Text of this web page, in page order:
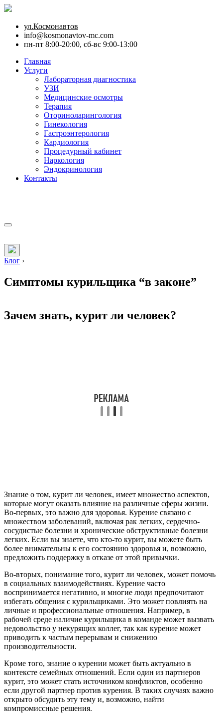
ул.Космонавтов
info@kosmonavtov-mc.com
пн-пт 8:00-20:00, сб-вс 9:00-13:00
Главная
Услуги
Лабораторная диагностика
УЗИ
Медицинские осмотры
Терапия
Оториноларингология
Гинекология
Гастроэнтерология
Кардиология
Процедурный кабинет
Наркология
Эндокринология
Контакты
Блог ›
Симптомы курильщика “в законе”
Зачем знать, курит ли человек?
Знание о том, курит ли человек, имеет множество аспектов,
которые могут оказать влияние на различные сферы жизни.
Во-первых, это важно для здоровья. Курение связано с
множеством заболеваний, включая рак легких, сердечно-
сосудистые болезни и хронические обструктивные болезни
легких. Если вы знаете, что кто-то курит, вы можете быть
более внимательны к его состоянию здоровья и, возможно,
предложить поддержку в отказе от этой привычки.
Во-вторых, понимание того, курит ли человек, может помочь
в социальных взаимодействиях. Курение часто
воспринимается негативно, и многие люди предпочитают
избегать общения с курильщиками. Это может повлиять на
личные и профессиональные отношения. Например, в
рабочей среде наличие курильщика в команде может вызвать
недовольство у некурящих коллег, так как курение может
приводить к частым перерывам и снижению
производительности.
Кроме того, знание о курении может быть актуально в
контексте семейных отношений. Если один из партнеров
курит, это может стать источником конфликтов, особенно
если другой партнер против курения. В таких случаях важно
открыто обсудить эту тему и, возможно, найти
компромиссные решения.